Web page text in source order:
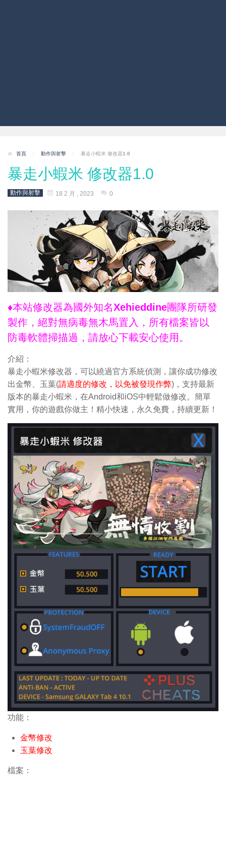
首頁 / 動作與射擊 / 暴走小蝦米 修改器1.0
暴走小蝦米 修改器1.0
動作與射擊 18 2 月 , 2023 0
♦本站修改器為國外知名Xehieddine團隊所研發
製作，絕對無病毒無木馬置入，所有檔案皆以
防毒軟體掃描過，請放心下載安心使用。
介紹：
暴走小蝦米修改器，可以繞過官方系統偵測，讓你成功修改
出金幣、玉葉(請適度的修改，以免被發現作弊)，支持最新
版本的暴走小蝦米，在Android和iOS中輕鬆做修改。簡單
實用，你的遊戲你做主！精小快速，永久免費，持續更新！
功能：
金幣修改
玉葉修改
檔案：